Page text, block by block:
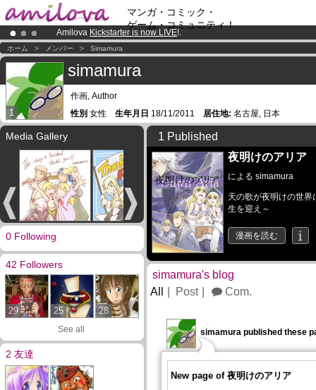
マンガ・コミック・
ゲーム・コミュニティ！
Amilova Kickstarter is now LIVE!.
Already 100000membersand 1000comics & mangas!.
Premium membership from3.95 eurosper month !Get membership
ホーム > メンバー > Simamura
1
simamura
作画, Author
性別 女性 生年月日 18/11/2011 居住地: 名古屋, 日本
Media Gallery
0 Following
42 Followers
29 25 28
See all
2 友達
1 Published
夜明けのアリア
による simamura
天の歌が夜明けの世
生を迎え～
漫画を読む
simamura's blog
All
Post Com.
simamura published these
New page of 夜明けのアリア